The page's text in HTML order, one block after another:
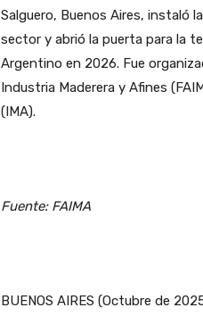
Salguero, Buenos Aires, instaló
sector y abrió la puerta para la
Argentino en 2026. Fue
Industria Maderera y Afines
(IMA).
Fuente: FAIMA
BUENOS AIRES (Octubre de